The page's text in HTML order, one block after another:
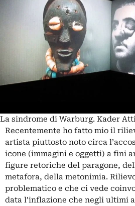
La sindrome di Warburg. Kader
Recentemente ho fatto mio il
artista piuttosto noto circa
icone (immagini e oggetti) a fini
figure retoriche del paragone,
metafora, della metonimia.
problematico e che ci vede
data l’inflazione che negli ultimi